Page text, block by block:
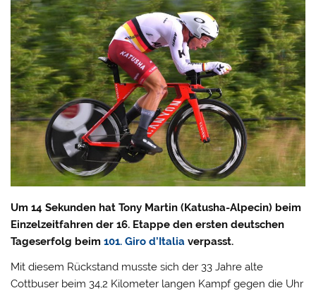
Um 14 Sekunden hat Tony Martin (Katusha-Alpecin) beim
Einzelzeitfahren der 16. Etappe den ersten deutschen
Tageserfolg beim101. Giro d’Italia verpasst.
Mit diesem Rückstand musste sich der 33 Jahre alte
Cottbuser beim 34,2 Kilometer langen Kampf gegen die Uhr